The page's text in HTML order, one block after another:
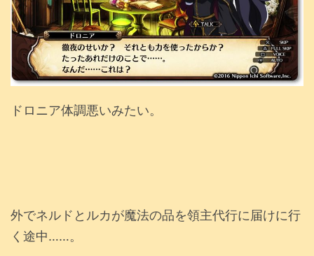
ドロニア体調悪いみたい。
外でネルドとルカが魔法の品を領主代行に届けに行
く途中……。